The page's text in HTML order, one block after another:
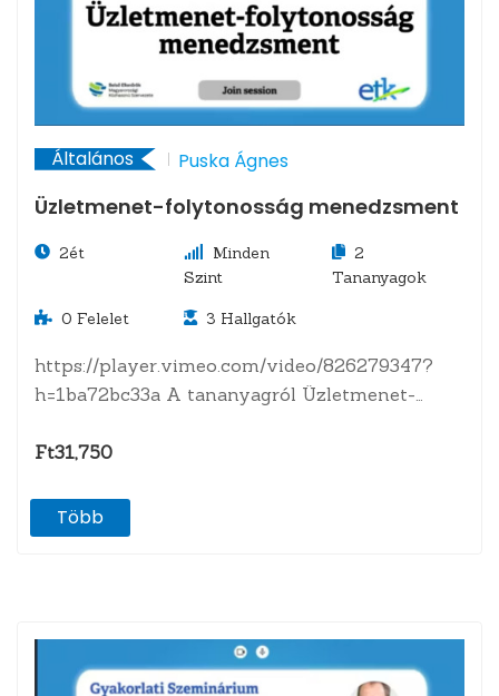
Általános Puska Ágnes
Üzletmenet-folytonosság menedzsment
2ét
Minden
Szint
2
Tananyagok
0 Felelet 3 Hallgatók
https://player.vimeo.com/video/826279347?
h=1ba72bc33a A tananyagról Üzletmenet-
kialakítása és működtetése az abban részt vevő,
Ft31,750
Több